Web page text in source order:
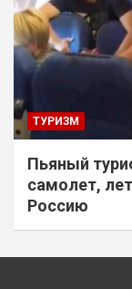
ТУРИЗМ
Пьяный
самолет,
Россию